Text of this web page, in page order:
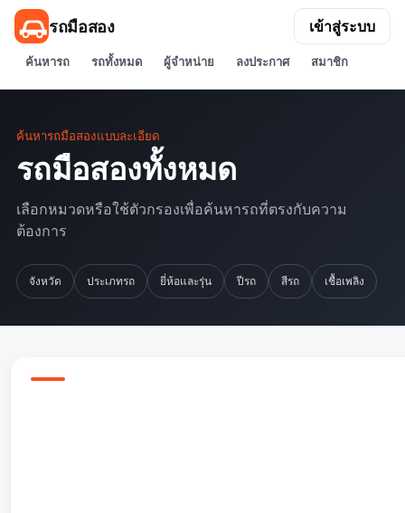
รถมือสอง
ค้นหารถ รถทั้งหมด ผู้จำหน่าย ลงประกาศ สมาชิก
เข้าสู่ระบบ
ค้นหารถมือสองแบบละเอียด
รถมือสองทั้งหมด
เลือกหมวดหรือใช้ตัวกรองเพื่อค้นหารถที่ตรงกับความ
ต้องการ
จังหวัด ประเภทรถ ยี่ห้อและรุ่น ปีรถ สีรถ เชื้อเพลิง